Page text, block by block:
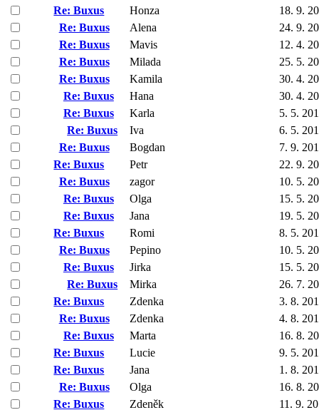
Re: Buxus
Honza
18. 9.
Re: Buxus
Alena
24. 9.
Re: Buxus
Mavis
12. 4.
Re: Buxus
Milada
25. 5.
Re: Buxus
Kamila
30. 4.
Re: Buxus
Hana
30. 4.
Re: Buxus
Karla
5. 5.
Re: Buxus
Iva
6. 5.
Re: Buxus
Bogdan
7. 9.
Re: Buxus
Petr
22. 9.
Re: Buxus
zagor
10. 5.
Re: Buxus
Olga
15. 5.
Re: Buxus
Jana
19. 5.
Re: Buxus
Romi
8. 5.
Re: Buxus
Pepino
10. 5.
Re: Buxus
Jirka
15. 5.
Re: Buxus
Mirka
26. 7.
Re: Buxus
Zdenka
3. 8.
Re: Buxus
Zdenka
4. 8.
Re: Buxus
Marta
16. 8.
Re: Buxus
Lucie
9. 5.
Re: Buxus
Jana
1. 8.
Re: Buxus
Olga
16. 8.
Re: Buxus
Zdeněk
11. 9.